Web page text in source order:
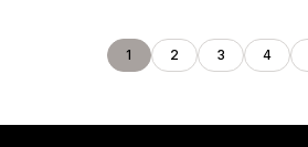
1 2 3 4